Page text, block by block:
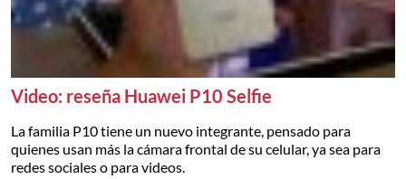
Video: reseña Huawei P10 Selfie
La familia P10 tiene un nuevo integrante, pensado para
quienes usan más la cámara frontal de su celular, ya sea para
redes sociales o para videos.